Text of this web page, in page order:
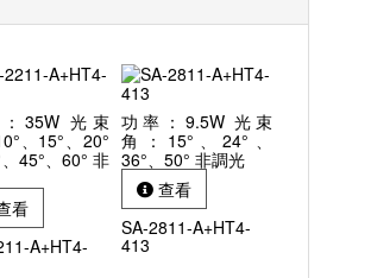
35W 光束
、15°、20°
45°、60° 非
看
A+HT4-
功率：9.5W 光束
角：15°、24°、
36°、50° 非調光
查看
SA-2811-A+HT4-
413